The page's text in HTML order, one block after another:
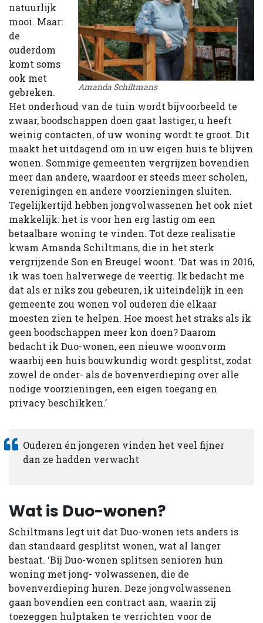
Amanda Schiltmans
natuurlijk
mooi. Maar:
de
ouderdom
komt soms
ook met
gebreken.
Het onderhoud van de tuin wordt bijvoorbeeld te
zwaar, boodschappen doen gaat lastiger, u heeft
weinig contacten, of uw woning wordt te groot. Dit
maakt het uitdagend om in uw eigen huis te blijven
wonen. Sommige gemeenten vergrijzen bovendien
meer dan andere, waardoor er steeds meer scholen,
verenigingen en andere voorzieningen sluiten.
Tegelijkertijd hebben jongvolwassenen het ook niet
makkelijk: het is voor hen erg lastig om een
betaalbare woning te vinden. Tot deze realisatie
kwam Amanda Schiltmans, die in het sterk
vergrijzende Son en Breugel woont. ‘Dat was in 2016,
ik was toen halverwege de veertig. Ik bedacht me
dat als er niks zou gebeuren, ik uiteindelijk in een
gemeente zou wonen vol ouderen die elkaar
moesten zien te helpen. Hoe moest het straks als ik
geen boodschappen meer kon doen? Daarom
bedacht ik Duo-wonen, een nieuwe woonvorm
waarbij een huis bouwkundig wordt gesplitst, zodat
zowel de onder- als de bovenverdieping over alle
nodige voorzieningen, een eigen toegang en
privacy beschikken.’
Ouderen én jongeren vinden het veel fijner
dan ze hadden verwacht
Wat is Duo-wonen?
Schiltmans legt uit dat Duo-wonen iets anders is
dan standaard gesplitst wonen, wat al langer
bestaat. ‘Bij Duo-wonen splitsen senioren hun
woning met jong- volwassenen, die de
bovenverdieping huren. Deze jongvolwassenen
gaan bovendien een contract aan, waarin zij
toezeggen hulptaken te verrichten voor de